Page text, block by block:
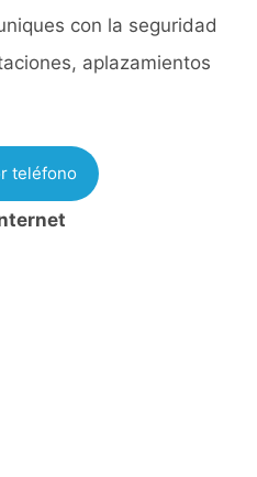
con la seguridad
aplazamientos
teléfono